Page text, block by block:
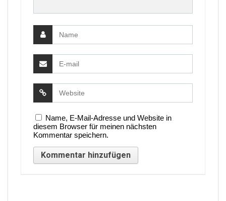
Name, E-Mail-Adresse und Website in
diesem Browser für meinen nächsten
Kommentar speichern.